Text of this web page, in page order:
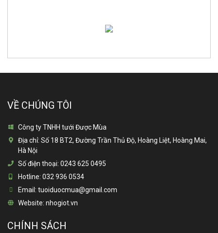
VỀ CHÚNG TÔI
Công ty TNHH tưới Được Mùa
Địa chỉ: Số 18 BT2, Đường Trần Thủ Độ, Hoàng Liệt, Hoàng Mai,
Hà Nội
Số điện thoại: 0243 625 0495
Hotline: 032 936 0534
Email: tuoiduocmua@gmail.com
Website: nhogiot.vn
CHÍNH SÁCH